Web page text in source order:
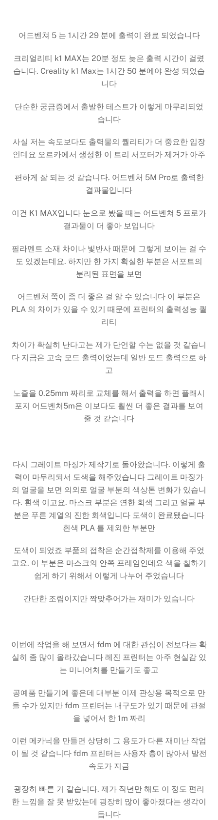
어드벤쳐 5 는 1시간 29 분에 출력이 완료 되었습니다
크리얼리티 k1 MAX는 20분 정도 늦은 출력 시간이 걸렸
습니다. Creality k1 Max는 1시간 50 분에야 완성 되었습
니다
단순한 궁금증에서 출발한 테스트가 이렇게 마무리되었
습니다
사실 저는 속도보다도 출력물의 퀄리티가 더 중요한 입장
인데요 오르카에서 생성한 이 트리 서포터가 제거가 아주
편하게 잘 되는 것 같습니다. 어드벤처 5M Pro로 출력한
결과물입니다
이건 K1 MAX입니다 눈으로 봤을 때는 어드벤쳐 5 프로가
결과물이 더 좋아 보입니다
필라멘트 소재 차이나 빛반사 때문에 그렇게 보이는 걸 수
도 있겠는데요. 하지만 한 가지 확실한 부분은 서포트의
분리된 표면을 보면
어드벤처 쪽이 좀 더 좋은 걸 알 수 있습니다 이 부분은
PLA 의 차이가 있을 수 있기 때문에 프린터의 출력성능 퀄
리티
차이가 확실히 난다고는 제가 단언할 수는 없을 것 같습니
다 지금은 고속 모드 출력이었는데 일반 모드 출력으로 하
고
노즐을 0.25mm 짜리로 교체를 해서 출력을 하면 플래시
포지 어드벤처5m은 이보다도 훨씬 더 좋은 결과를 보여
줄 것 같습니다
다시 그레이트 마징가 제작기로 돌아왔습니다. 이렇게 출
력이 마무리되서 도색을 해주었습니다 그레이트 마징가
의 얼굴을 보면 의외로 얼굴 부분의 색상톤 변화가 있습니
다. 흰색 이고요. 마스크 부분은 연한 회색 그리고 얼굴 부
분은 푸른 계열의 진한 회색입니다 도색이 완료됐습니다
흰색 PLA 를 제외한 부분만
도색이 되었죠 부품의 접착은 순간접착제를 이용해 주었
고요. 이 부분은 마스크의 안쪽 프레임인데요 색을 칠하기
쉽게 하기 위해서 이렇게 나누어 주었습니다
간단한 조립이지만 짝맞추어가는 재미가 있습니다
이번에 작업을 해 보면서 fdm 에 대한 관심이 전보다는 확
실히 좀 많이 올라갔습니다 레진 프린터는 아주 현실감 있
는 미니어처를 만들기도 좋고
공예품 만들기에 좋은데 대부분 이제 관상용 목적으로 만
들 수가 있지만 fdm 프린터는 내구도가 있기 때문에 관절
을 넣어서 한 1m 짜리
이런 메카닉을 만들면 상당히 그 용도가 다른 재미난 작업
이 될 것 같습니다 fdm 프린터는 사용자 층이 많아서 발전
속도가 지금
굉장히 빠른 거 같습니다. 제가 작년만 해도 이 정도 편리
한 느낌을 잘 못 받았는데 굉장히 많이 좋아졌다는 생각이
듭니다